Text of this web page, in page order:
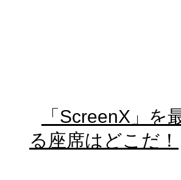
「ScreenX」を
る座席はどこだ！